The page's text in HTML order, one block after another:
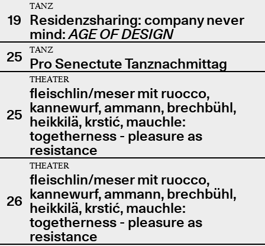
19
TANZ
Residenzsharing: company never
mind:AGE OF DESIGN
25
TANZ
Pro Senectute Tanznachmittag
25
THEATER
fleischlin/meser mit ruocco,
kannewurf, ammann, brechbühl,
heikkilä, krstić, mauchle:
togetherness - pleasure as
resistance
26
THEATER
fleischlin/meser mit ruocco,
kannewurf, ammann, brechbühl,
heikkilä, krstić, mauchle:
togetherness - pleasure as
resistance